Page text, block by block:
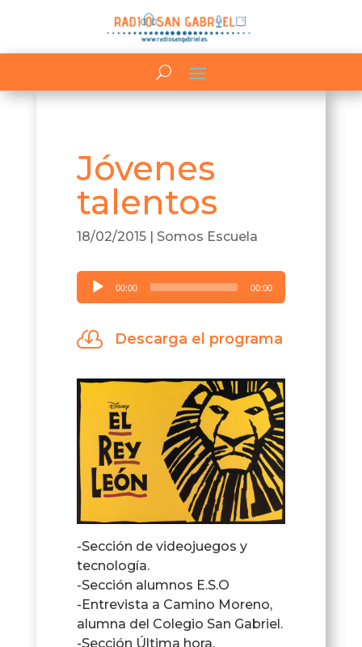
Jóvenes
talentos
18/02/2015| Somos Escuela
Reproductor
de
00:00 00:00
 Descarga el programa
-Sección de videojuegos y
tecnología.
-Sección alumnos E.S.O
-Entrevista a Camino Moreno,
alumna del Colegio San Gabriel.
-Sección Última hora.